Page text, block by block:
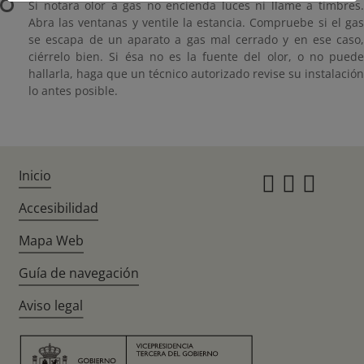
Si notara olor a gas no encienda luces ni llame a timbres.
Abra las ventanas y ventile la estancia. Compruebe si el gas
se escapa de un aparato a gas mal cerrado y en ese caso,
ciérrelo bien. Si ésa no es la fuente del olor, o no puede
hallarla, haga que un técnico autorizado revise su instalación
lo antes posible.
Inicio
Accesibilidad
Mapa Web
Guía de navegación
Aviso legal